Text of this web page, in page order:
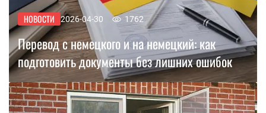
НОВОСТИ 2026-04-30 1762
Перевод с немецкого и на немецкий: как
подготовить документы без лишних ошибок